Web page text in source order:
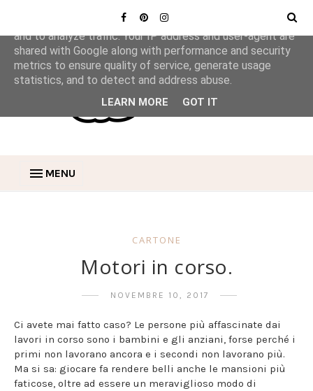
MENU
CARTONE
Motori in corso.
NOVEMBRE 10, 2017
Ci avete mai fatto caso? Le persone più affascinate dai
lavori in corso sono i bambini e gli anziani, forse perché i
primi non lavorano ancora e i secondi non lavorano più.
Ma si sa: giocare fa rendere belli anche le mansioni più
faticose, oltre ad essere un meraviglioso modo di
This site uses cookies from Google to deliver its services
and to analyze traffic. Your IP address and user-agent are
shared with Google along with performance and security
metrics to ensure quality of service, generate usage
statistics, and to detect and address abuse.
LEARN MORE GOT IT